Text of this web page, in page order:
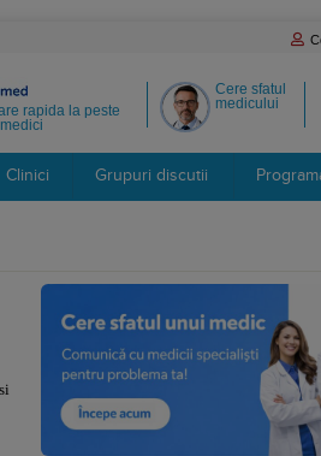
Cere sfatul
medicului
rapida la peste
Clinici Grupuri discutii